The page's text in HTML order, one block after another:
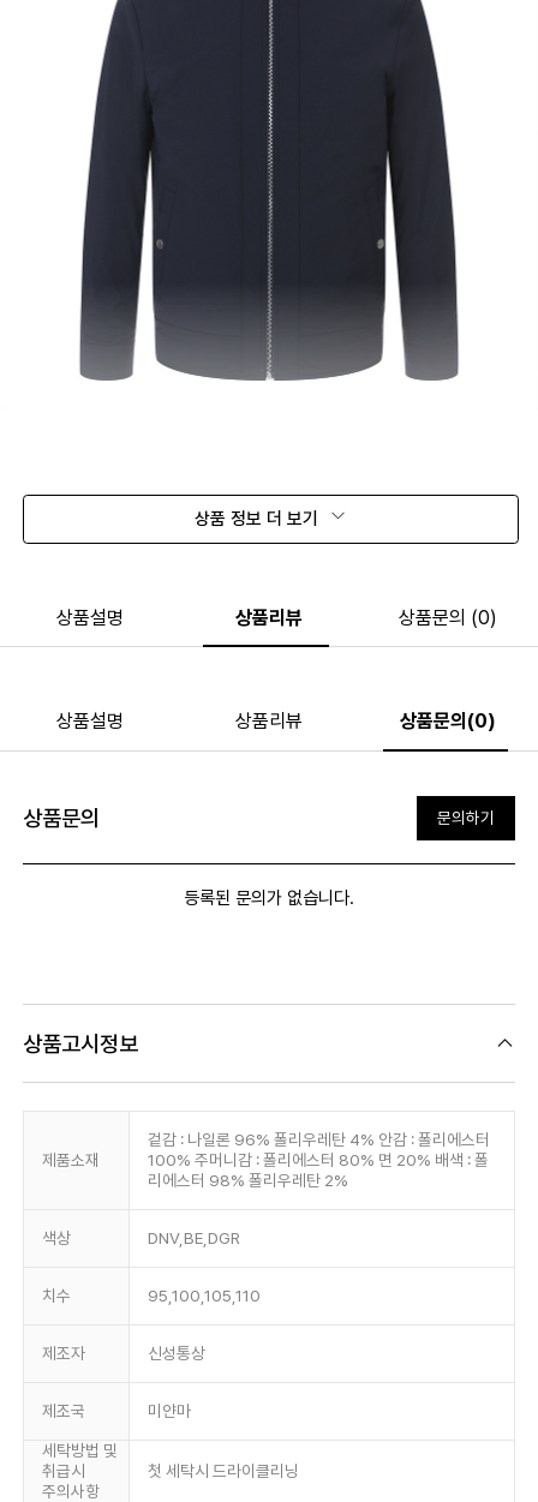
상품 정보 더 보기
상품설명 상품리뷰 상품문의 (0)
상품설명 상품리뷰 상품문의(0)
상품문의 문의하기
등록된 문의가 없습니다.
상품고시정보
제품소재
겉감 : 나일론 96% 폴리우레탄 4% 안감 : 폴리에스터
100% 주머니감 : 폴리에스터 80% 면 20% 배색 : 폴
리에스터 98% 폴리우레탄 2%
색상 DNV,BE,DGR
치수 95,100,105,110
제조자 신성통상
제조국 미얀마
세탁방법 및
취급시
주의사항
첫 세탁시 드라이클리닝